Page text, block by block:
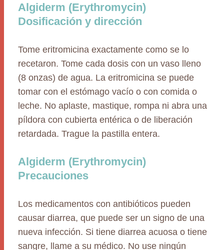
Algiderm (Erythromycin)
Dosificación y dirección
Tome eritromicina exactamente como se lo
recetaron. Tome cada dosis con un vaso lleno
(8 onzas) de agua. La eritromicina se puede
tomar con el estómago vacío o con comida o
leche. No aplaste, mastique, rompa ni abra una
píldora con cubierta entérica o de liberación
retardada. Trague la pastilla entera.
Algiderm (Erythromycin)
Precauciones
Los medicamentos con antibióticos pueden
causar diarrea, que puede ser un signo de una
nueva infección. Si tiene diarrea acuosa o tiene
sangre, llame a su médico. No use ningún